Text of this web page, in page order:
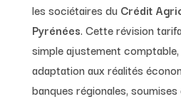
les sociétaires du Crédit
Pyrénées. Cette révision
simple ajustement comptable,
adaptation aux réalités
banques régionales,